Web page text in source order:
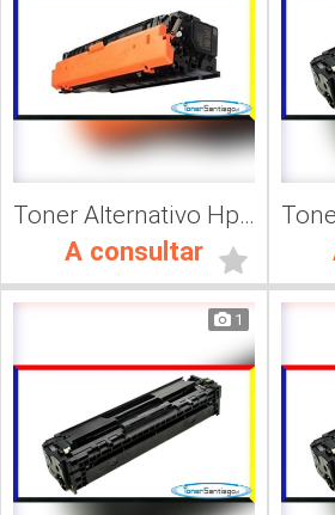
Toner Alternativo Hp 508A, Impresora Láser
A consultar
1